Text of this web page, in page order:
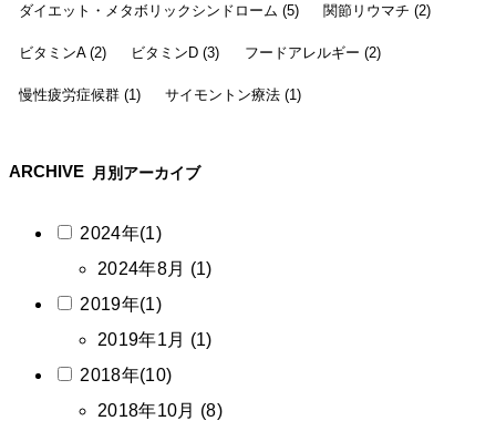
ダイエット・メタボリックシンドローム (5) 関節リウマチ (2)
ビタミンA (2) ビタミンD (3) フードアレルギー (2)
慢性疲労症候群 (1) サイモントン療法 (1)
ARCHIVE 月別アーカイブ
2024年(1)
2024年8月 (1)
2019年(1)
2019年1月 (1)
2018年(10)
2018年10月 (8)